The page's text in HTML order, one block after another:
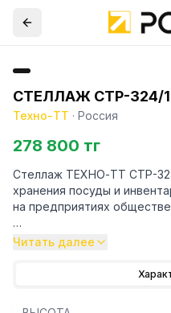
СТЕЛЛАЖ СТР-324/
Техно-ТТ · Россия
278 800 тг
Стеллаж ТЕХНО-ТТ СТР-
хранения посуды и
на предприятиях
Особенности:
— Стеллаж
Читать далее